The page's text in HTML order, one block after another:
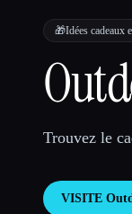
🎁Idées cadeaux
Trouvez le
VISITE